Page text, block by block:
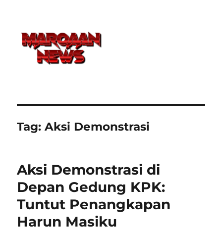
Tag:Aksi Demonstrasi
Aksi Demonstrasi di
Depan Gedung KPK:
Tuntut Penangkapan
Harun Masiku